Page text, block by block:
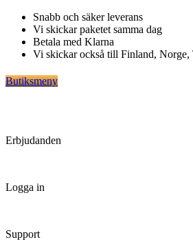
Hoppa
innehåll
Snabb och säker leverans
Vi skickar paketet samma dag
Betala med Klarna
Vi skickar också till Finland, Norge,
Butiksmeny
Erbjudanden
Logga in
Support